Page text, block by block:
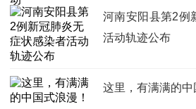
河南安阳县第2例
活动轨迹公布
这里，有满满的中